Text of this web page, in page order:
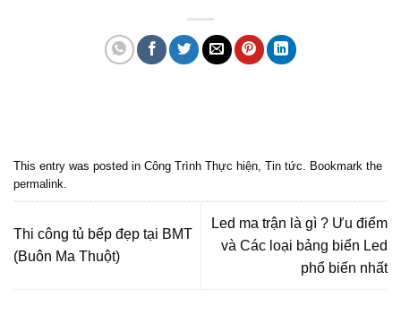
This entry was posted in Công Trình Thực hiện Tin tức . Bookmark the
permalink
Thi công tủ bếp đẹp tại BMT
(Buôn Ma Thuột)
Led ma trận là gì ? Ưu điểm
và Các loại bảng biển Led
phổ biến nhất